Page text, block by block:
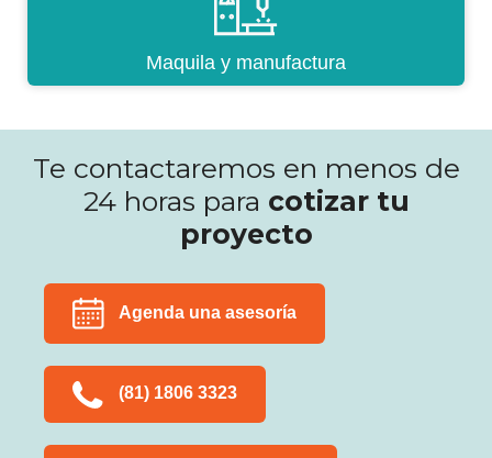
Maquila y manufactura
Te contactaremos en menos de
24 horas para cotizar tu
proyecto
Agenda una asesoría
(81) 1806 3323